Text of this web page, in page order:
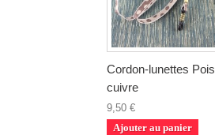
Cordon-lunettes Pois
cuivre
9,50 €
Ajouter au panier